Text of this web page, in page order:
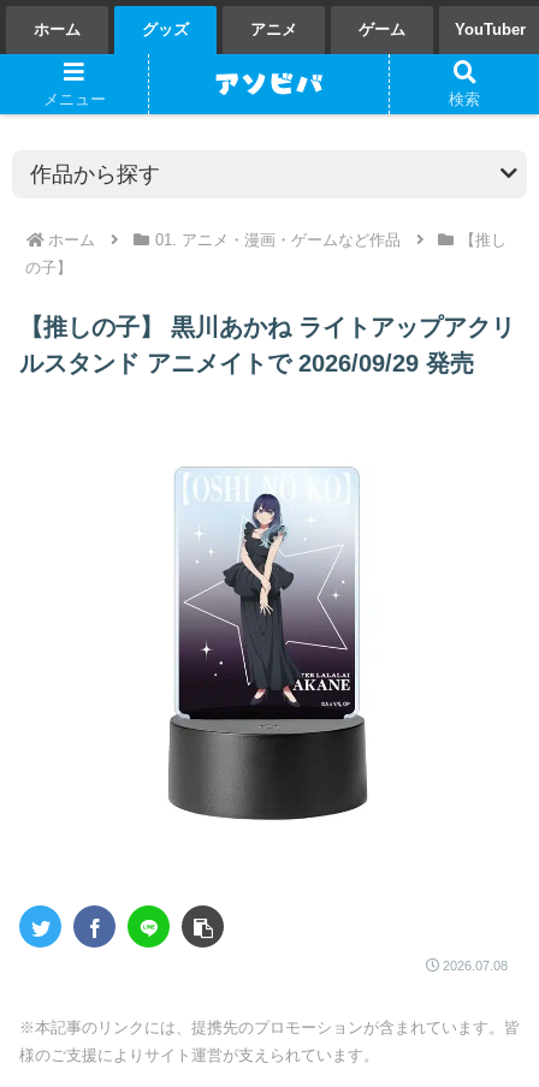
ホーム グッズ アニメ ゲーム YouTuber
ホーム 01. アニメ・漫画・ゲームなど作品
【推し
の子】
【推しの子】 黒川あかね ライトアップアクリ
ルスタンド アニメイトで 2026/09/29 発売
2026.07.08
※本記事のリンクには、提携先のプロモーションが含まれています。皆
様のご支援によりサイト運営が支えられています。
メニュー 検索